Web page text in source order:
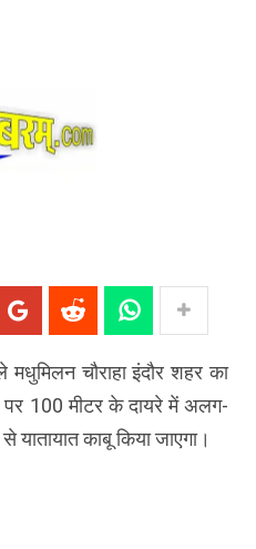
चौराहा इंदौर शहर का
पर 100 मीटर के दायरे में अलग-
काबू किया जाएगा।